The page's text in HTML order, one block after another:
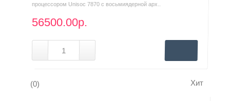
процессором Unisoc 7870 с восьмиядерной арх..
56500.00р.
(0) Хит